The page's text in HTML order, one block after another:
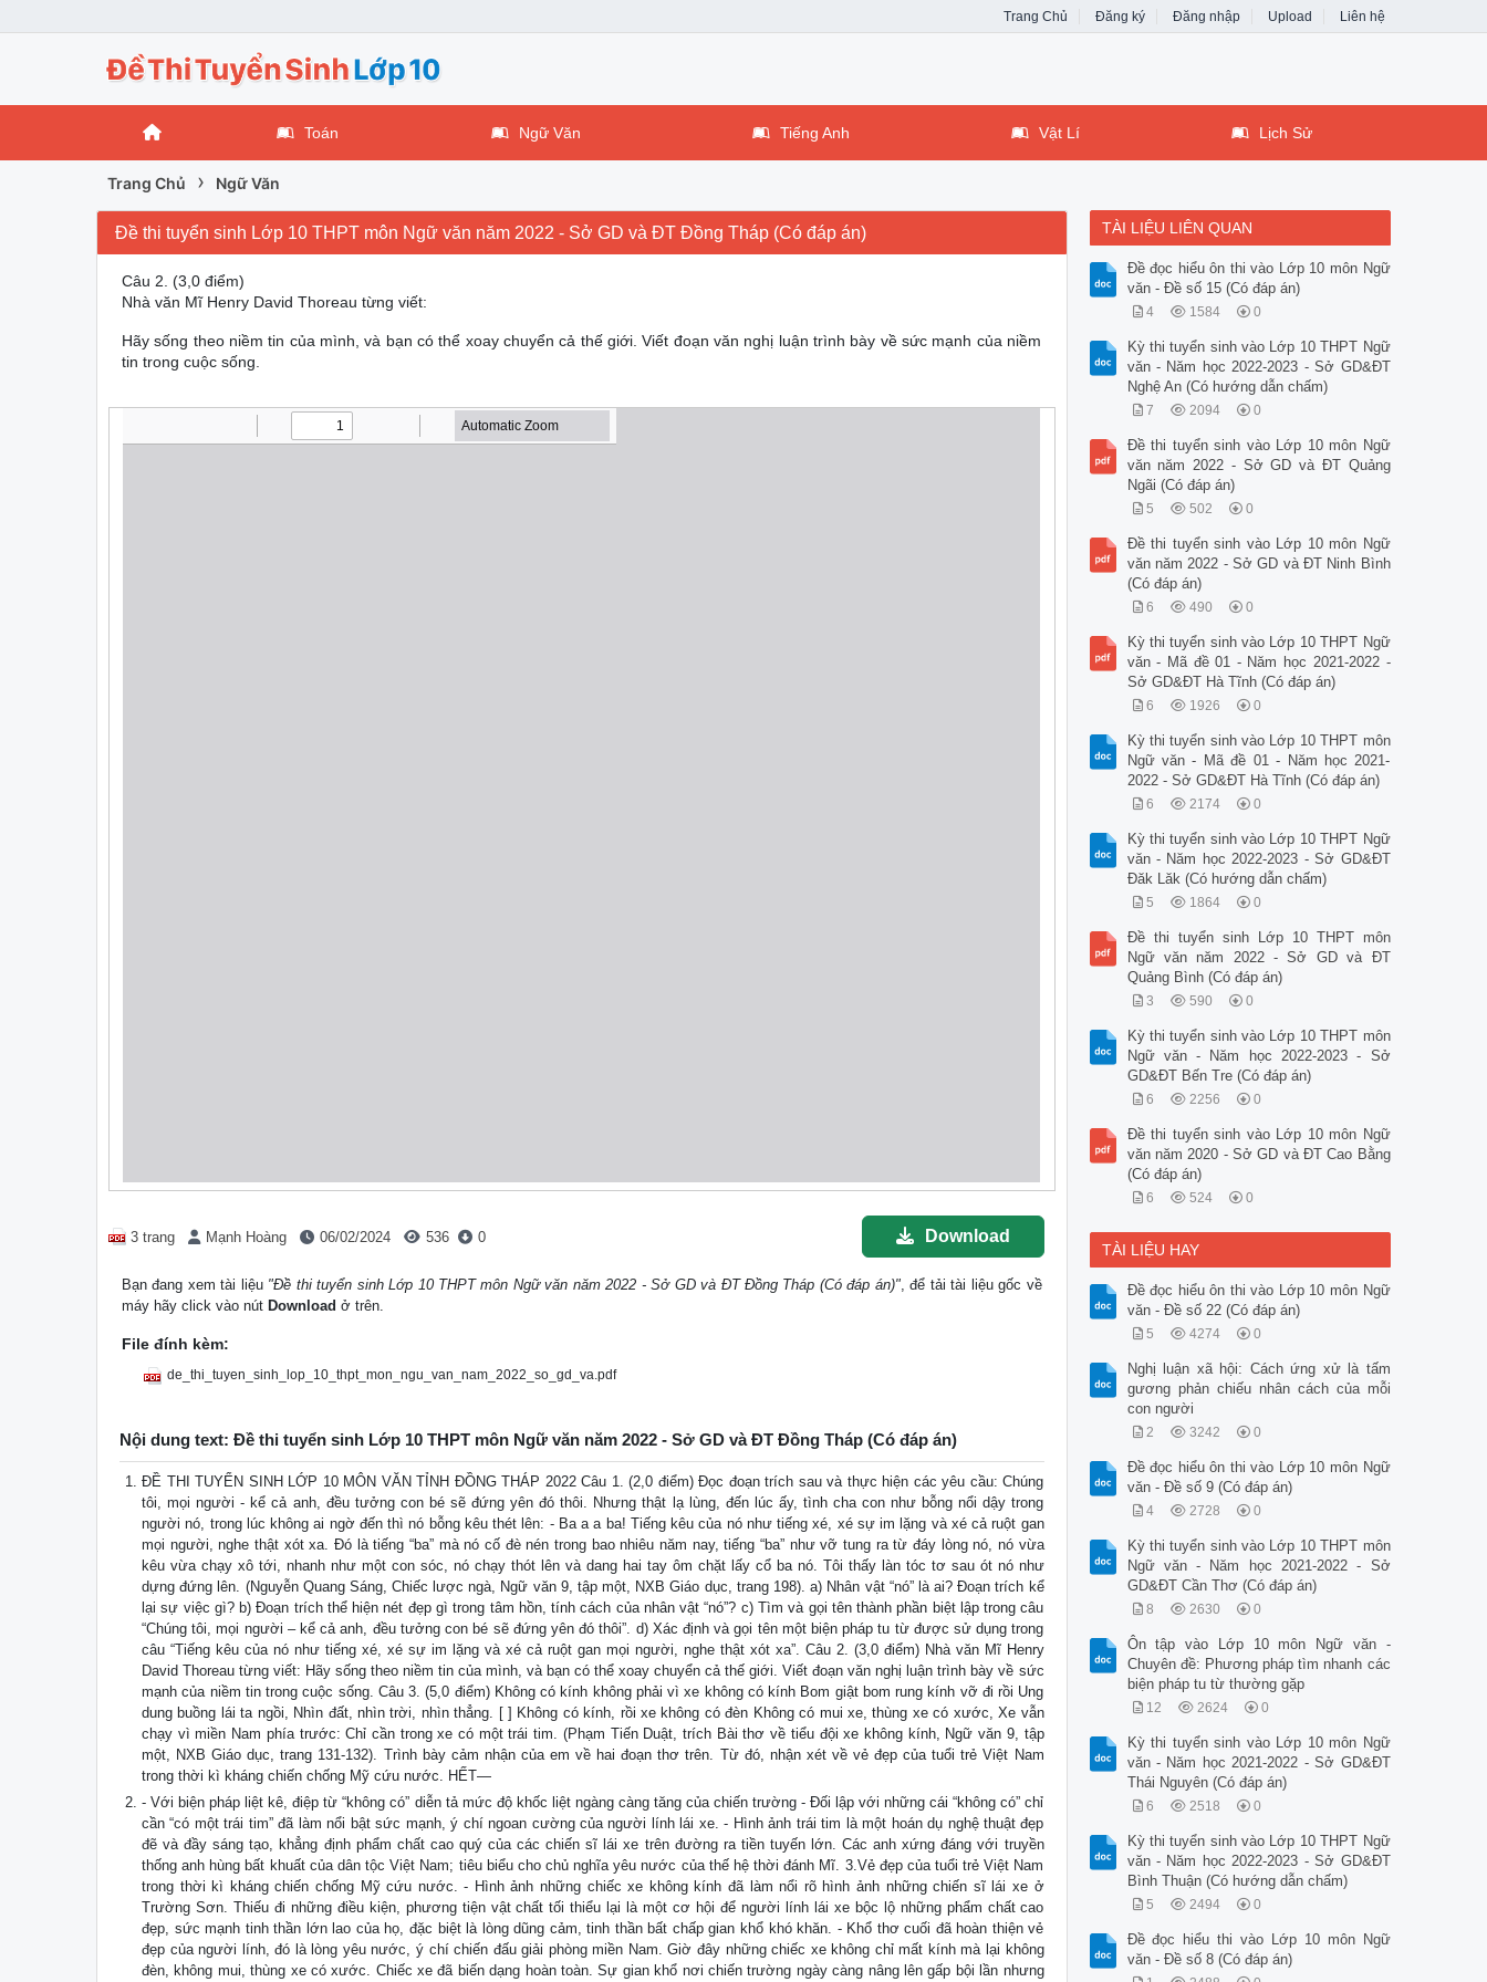
Trang Chủ Đăng ký Đăng nhập Upload Liên hệ
Toán Ngữ Văn Tiếng Anh Vật Lí Lịch Sử
Trang Chủ › Ngữ Văn
Đề thi tuyển sinh Lớp 10 THPT môn Ngữ văn năm 2022 - Sở GD và ĐT Đồng Tháp (Có đáp án)
Câu 2. (3,0 điểm)
Nhà văn Mĩ Henry David Thoreau từng viết:
Hãy sống theo niềm tin của mình, và bạn có thể xoay chuyển cả thế giới. Viết đoạn văn nghị luận trình bày về sức mạnh của niềm
tin trong cuộc sống.
3 trang Mạnh Hoàng 06/02/2024 536 0 Download
Bạn đang xem tài liệu "Đề thi tuyển sinh Lớp 10 THPT môn Ngữ văn năm 2022 - Sở GD và ĐT Đồng Tháp (Có đáp án)", để tải tài liệu gốc về
máy hãy click vào nút Download ở trên.
File đính kèm:
de_thi_tuyen_sinh_lop_10_thpt_mon_ngu_van_nam_2022_so_gd_va.pdf
Nội dung text: Đề thi tuyển sinh Lớp 10 THPT môn Ngữ văn năm 2022 - Sở GD và ĐT Đồng Tháp (Có đáp án)
ĐỀ THI TUYỂN SINH LỚP 10 MÔN VĂN TỈNH ĐỒNG THÁP 2022 Câu 1. (2,0 điểm) Đọc đoạn trích sau và thực hiện các yêu cầu: Chúng
tôi, mọi người - kể cả anh, đều tưởng con bé sẽ đứng yên đó thôi. Nhưng thật lạ lùng, đến lúc ấy, tình cha con như bỗng nổi dậy trong
người nó, trong lúc không ai ngờ đến thì nó bỗng kêu thét lên: - Ba a a ba! Tiếng kêu của nó như tiếng xé, xé sự im lặng và xé cả ruột gan
mọi người, nghe thật xót xa. Đó là tiếng “ba” mà nó cố đè nén trong bao nhiêu năm nay, tiếng “ba” như vỡ tung ra từ đáy lòng nó, nó vừa
kêu vừa chạy xô tới, nhanh như một con sóc, nó chạy thót lên và dang hai tay ôm chặt lấy cổ ba nó. Tôi thấy làn tóc tơ sau ót nó như
dựng đứng lên. (Nguyễn Quang Sáng, Chiếc lược ngà, Ngữ văn 9, tập một, NXB Giáo dục, trang 198). a) Nhân vật “nó” là ai? Đoạn trích kể
lại sự việc gì? b) Đoạn trích thể hiện nét đẹp gì trong tâm hồn, tính cách của nhân vật “nó”? c) Tìm và gọi tên thành phần biệt lập trong câu
“Chúng tôi, mọi người – kể cả anh, đều tưởng con bé sẽ đứng yên đó thôi”. d) Xác định và gọi tên một biện pháp tu từ được sử dụng trong
câu “Tiếng kêu của nó như tiếng xé, xé sự im lặng và xé cả ruột gan mọi người, nghe thật xót xa”. Câu 2. (3,0 điểm) Nhà văn Mĩ Henry
David Thoreau từng viết: Hãy sống theo niềm tin của mình, và bạn có thể xoay chuyển cả thế giới. Viết đoạn văn nghị luận trình bày về sức
mạnh của niềm tin trong cuộc sống. Câu 3. (5,0 điểm) Không có kính không phải vì xe không có kính Bom giật bom rung kính vỡ đi rồi Ung
dung buồng lái ta ngồi, Nhìn đất, nhìn trời, nhìn thẳng. [ ] Không có kính, rồi xe không có đèn Không có mui xe, thùng xe có xước, Xe vẫn
chạy vì miền Nam phía trước: Chỉ cần trong xe có một trái tim. (Phạm Tiến Duật, trích Bài thơ về tiểu đội xe không kính, Ngữ văn 9, tập
một, NXB Giáo dục, trang 131-132). Trình bày cảm nhận của em về hai đoạn thơ trên. Từ đó, nhận xét về vẻ đẹp của tuổi trẻ Việt Nam
trong thời kì kháng chiến chống Mỹ cứu nước. HẾT—
- Với biện pháp liệt kê, điệp từ “không có” diễn tả mức độ khốc liệt ngàng càng tăng của chiến trường - Đối lập với những cái “không có” chỉ
cần “có một trái tim” đã làm nổi bật sức mạnh, ý chí ngoan cường của người lính lái xe. - Hình ảnh trái tim là một hoán dụ nghệ thuật đẹp
đẽ và đầy sáng tạo, khẳng định phẩm chất cao quý của các chiến sĩ lái xe trên đường ra tiền tuyến lớn. Các anh xứng đáng với truyền
thống anh hùng bất khuất của dân tộc Việt Nam; tiêu biểu cho chủ nghĩa yêu nước của thế hệ thời đánh Mĩ. 3.Vẻ đẹp của tuổi trẻ Việt Nam
trong thời kì kháng chiến chống Mỹ cứu nước. - Hình ảnh những chiếc xe không kính đã làm nổi rõ hình ảnh những chiến sĩ lái xe ở
Trường Sơn. Thiếu đi những điều kiện, phương tiện vật chất tối thiểu lại là một cơ hội để người lính lái xe bộc lộ những phẩm chất cao
đẹp, sức mạnh tinh thần lớn lao của họ, đặc biệt là lòng dũng cảm, tinh thần bất chấp gian khổ khó khăn. - Khổ thơ cuối đã hoàn thiện vẻ
đẹp của người lính, đó là lòng yêu nước, ý chí chiến đấu giải phòng miền Nam. Giờ đây những chiếc xe không chỉ mất kính mà lại không
đèn, không mui, thùng xe có xước. Chiếc xe đã biến dạng hoàn toàn. Sự gian khổ nơi chiến trường ngày càng nâng lên gấp bội lần nhưng
TÀI LIỆU LIÊN QUAN
Đề đọc hiểu ôn thi vào Lớp 10 môn Ngữ
văn - Đề số 15 (Có đáp án)
4 1584 0
Kỳ thi tuyển sinh vào Lớp 10 THPT Ngữ
văn - Năm học 2022-2023 - Sở GD&ĐT
Nghệ An (Có hướng dẫn chấm)
7 2094 0
Đề thi tuyển sinh vào Lớp 10 môn Ngữ
văn năm 2022 - Sở GD và ĐT Quảng
Ngãi (Có đáp án)
5 502 0
Đề thi tuyển sinh vào Lớp 10 môn Ngữ
văn năm 2022 - Sở GD và ĐT Ninh Bình
(Có đáp án)
6 490 0
Kỳ thi tuyển sinh vào Lớp 10 THPT Ngữ
văn - Mã đề 01 - Năm học 2021-2022 -
Sở GD&ĐT Hà Tĩnh (Có đáp án)
6 1926 0
Kỳ thi tuyển sinh vào Lớp 10 THPT môn
Ngữ văn - Mã đề 01 - Năm học 2021-
2022 - Sở GD&ĐT Hà Tĩnh (Có đáp án)
6 2174 0
Kỳ thi tuyển sinh vào Lớp 10 THPT Ngữ
văn - Năm học 2022-2023 - Sở GD&ĐT
Đăk Lăk (Có hướng dẫn chấm)
5 1864 0
Đề thi tuyển sinh Lớp 10 THPT môn
Ngữ văn năm 2022 - Sở GD và ĐT
Quảng Bình (Có đáp án)
3 590 0
Kỳ thi tuyển sinh vào Lớp 10 THPT môn
Ngữ văn - Năm học 2022-2023 - Sở
GD&ĐT Bến Tre (Có đáp án)
6 2256 0
Đề thi tuyển sinh vào Lớp 10 môn Ngữ
văn năm 2020 - Sở GD và ĐT Cao Bằng
(Có đáp án)
6 524 0
TÀI LIỆU HAY
Đề đọc hiểu ôn thi vào Lớp 10 môn Ngữ
văn - Đề số 22 (Có đáp án)
5 4274 0
Nghị luận xã hội: Cách ứng xử là tấm
gương phản chiếu nhân cách của mỗi
con người
2 3242 0
Đề đọc hiểu ôn thi vào Lớp 10 môn Ngữ
văn - Đề số 9 (Có đáp án)
4 2728 0
Kỳ thi tuyển sinh vào Lớp 10 THPT môn
Ngữ văn - Năm học 2021-2022 - Sở
GD&ĐT Cần Thơ (Có đáp án)
8 2630 0
Ôn tập vào Lớp 10 môn Ngữ văn -
Chuyên đề: Phương pháp tìm nhanh các
biện pháp tu từ thường gặp
12 2624 0
Kỳ thi tuyển sinh vào Lớp 10 môn Ngữ
văn - Năm học 2021-2022 - Sở GD&ĐT
Thái Nguyên (Có đáp án)
6 2518 0
Kỳ thi tuyển sinh vào Lớp 10 THPT Ngữ
văn - Năm học 2022-2023 - Sở GD&ĐT
Bình Thuận (Có hướng dẫn chấm)
5 2494 0
Đề đọc hiểu thi vào Lớp 10 môn Ngữ
văn - Đề số 8 (Có đáp án)